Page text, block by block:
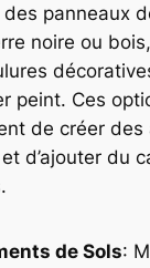
des panneaux
noire ou
peint. Ces
de créer des
d’ajouter du
de Sols: